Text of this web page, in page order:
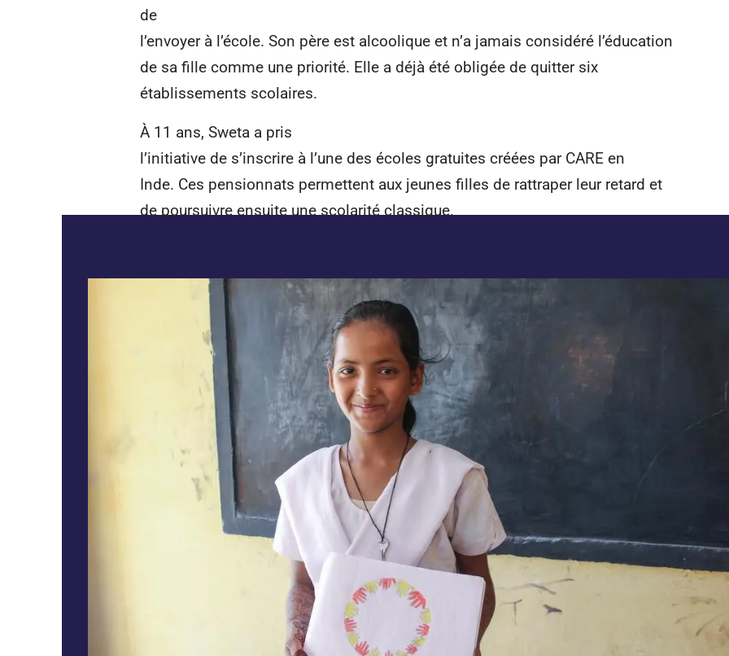
de
l’envoyer à l’école. Son père est alcoolique et n’a jamais considéré l’éducation
de sa fille comme une priorité. Elle a déjà été obligée de quitter six
établissements scolaires.
À 11 ans, Sweta a pris
l’initiative de s’inscrire à l’une des écoles gratuites créées par CARE en
Inde. Ces pensionnats permettent aux jeunes filles de rattraper leur retard et
de poursuivre ensuite une scolarité classique.